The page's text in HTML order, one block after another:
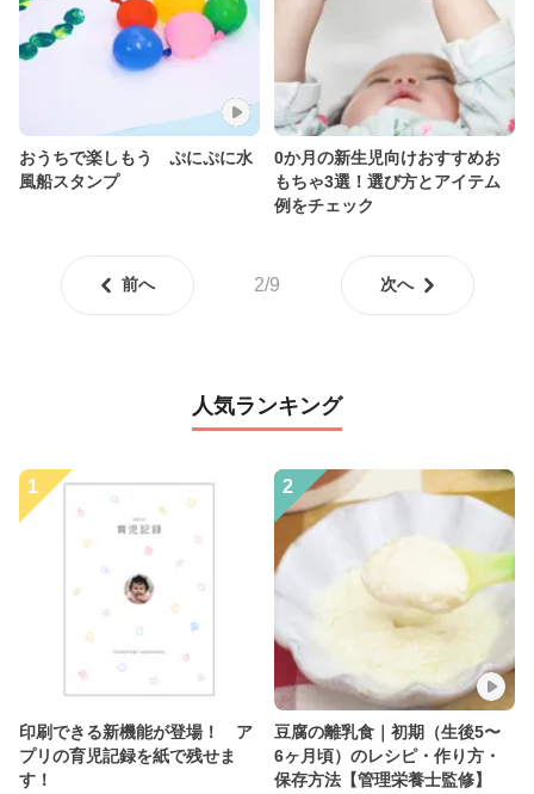
おうちで楽しもう ぷにぷに水
風船スタンプ
0か月の新生児向けおすすめお
もちゃ3選！選び方とアイテム
例をチェック
前へ 2/9 次へ
人気ランキング
1
印刷できる新機能が登場！ ア
プリの育児記録を紙で残せま
す！
2
豆腐の離乳食｜初期（生後5〜
6ヶ月頃）のレシピ・作り方・
保存方法【管理栄養士監修】